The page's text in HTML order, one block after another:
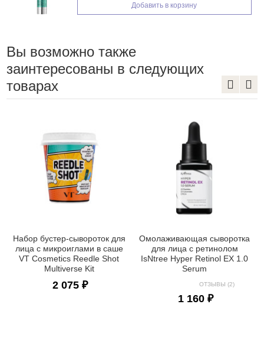
Добавить в корзину
Вы возможно также
заинтересованы в следующих
товарах
Набор бустер-сывороток для
лица с микроиглами в саше
VT Cosmetics Reedle Shot
Multiverse Kit
2 075 ₽
Омолаживающая сыворотка
для лица с ретинолом
IsNtree Hyper Retinol EX 1.0
Serum
ОТЗЫВЫ (2)
1 160 ₽